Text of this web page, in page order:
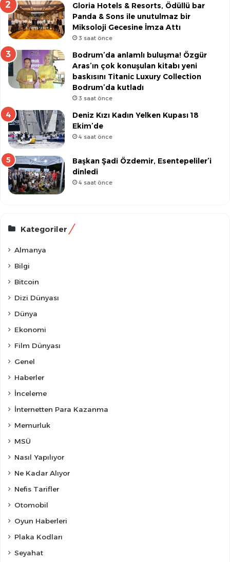
Gloria Hotels & Resorts, Ödüllü bar
Panda & Sons ile unutulmaz bir
Miksoloji Gecesine İmza Attı
3 saat önce
Bodrum’da anlamlı buluşma! Özgür
Aras’ın çok konuşulan kitabı yeni
baskısını Titanic Luxury Collection
Bodrum’da kutladı
3 saat önce
Deniz Kızı Kadın Yelken Kupası 18
Ekim’de
4 saat önce
Başkan Şadi Özdemir, Esentepeliler’i
dinledi
4 saat önce
Kategoriler
Almanya
Bilgi
Bitcoin
Dizi Dünyası
Dünya
Ekonomi
Film Dünyası
Genel
Haberler
İnceleme
İnternetten Para Kazanma
Memurluk
MSÜ
Nasıl Yapılıyor
Ne Kadar Alıyor
Nefis Tarifler
Otomobil
Oyun Haberleri
Plaka Kodları
Seyahat